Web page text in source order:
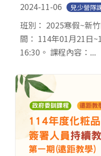
2024-11-06 兒少營隊
班別： 2025寒假~新
間： 114年01月21日
16:30。 課程內容：...